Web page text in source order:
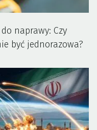
naprawy: Czy
być jednorazowa?